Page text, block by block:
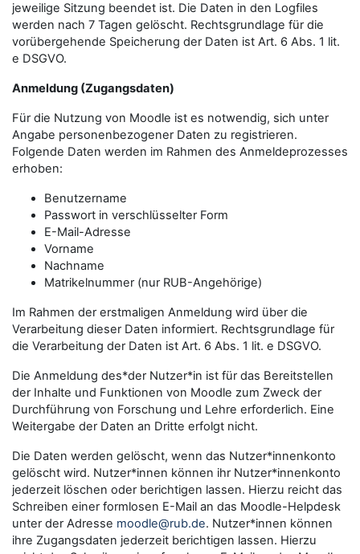
jeweilige Sitzung beendet ist. Die Daten in den Logfiles
werden nach 7 Tagen gelöscht. Rechtsgrundlage für die
vorübergehende Speicherung der Daten ist Art. 6 Abs. 1 lit.
e DSGVO.
Anmeldung (Zugangsdaten)
Für die Nutzung von Moodle ist es notwendig, sich unter
Angabe personenbezogener Daten zu registrieren.
Folgende Daten werden im Rahmen des Anmeldeprozesses
erhoben:
Benutzername
Passwort in verschlüsselter Form
E-Mail-Adresse
Vorname
Nachname
Matrikelnummer (nur RUB-Angehörige)
Im Rahmen der erstmaligen Anmeldung wird über die
Verarbeitung dieser Daten informiert. Rechtsgrundlage für
die Verarbeitung der Daten ist Art. 6 Abs. 1 lit. e DSGVO.
Die Anmeldung des*der Nutzer*in ist für das Bereitstellen
der Inhalte und Funktionen von Moodle zum Zweck der
Durchführung von Forschung und Lehre erforderlich. Eine
Weitergabe der Daten an Dritte erfolgt nicht.
Die Daten werden gelöscht, wenn das Nutzer*innenkonto
gelöscht wird. Nutzer*innen können ihr Nutzer*innenkonto
jederzeit löschen oder berichtigen lassen. Hierzu reicht das
Schreiben einer formlosen E-Mail an das Moodle-Helpdesk
unter der Adresse moodle@rub.de. Nutzer*innen können
ihre Zugangsdaten jederzeit berichtigen lassen. Hierzu